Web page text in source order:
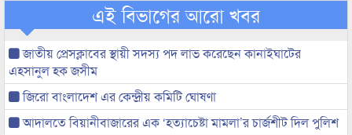
এই বিভাগের আরো খবর
জাতীয় প্রেসক্লাবের স্থায়ী সদস্য পদ লাভ করেছেন কানাইঘাটের
এহসানুল হক জসীম
জিরো বাংলাদেশ এর কেন্দ্রীয় কমিটি ঘোষণা
আদালতে বিয়ানীবাজারের এক ‘হত্যাচেষ্টা মামলা’র চার্জশীট দিল পুলিশ